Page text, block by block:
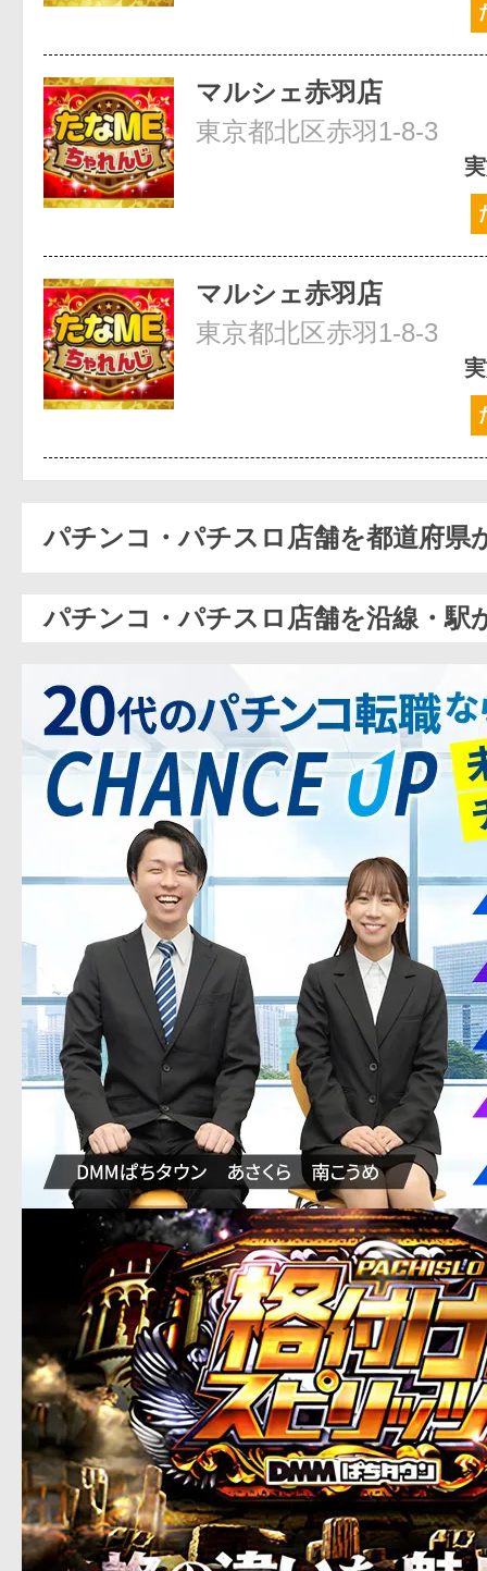
マルシェ赤羽店
東京都北区赤羽1-8-3
マルシェ赤羽店
東京都北区赤羽1-8-3
パチンコ・パチスロ店舗を都道府県
パチンコ・パチスロ店舗を沿線・駅